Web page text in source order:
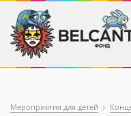
Мероприятия для детей